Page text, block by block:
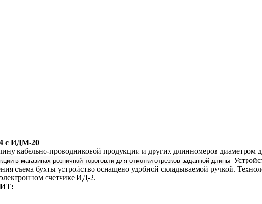
ИДМ-20
кабельно-проводниковой продукции и других длинномеров диаметром
в магазинах розничной тороговли для отмотки отрезков заданной длины.
съема бухты устройство оснащено удобной складываемой ручкой.
счетчике ИД-2.